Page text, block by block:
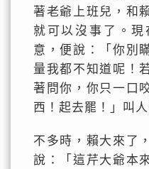
著老爺上班兒，和
就可以沒事了。
意，便說：「你別
量我都不知道呢！
著問你，你只一口
西！起去罷！」叫人
不多時，賴大來了
說：「這芹大爺本